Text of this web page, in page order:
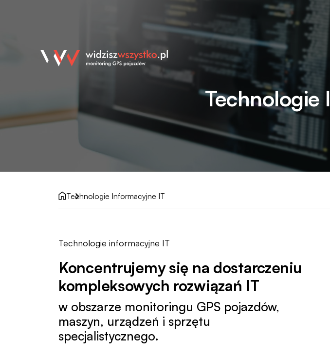
Technologie
Technologie Informacyjne IT
Technologie informacyjne IT
Koncentrujemy się na dostarczeniu
kompleksowych rozwiązań IT
w obszarze monitoringu GPS pojazdów,
maszyn, urządzeń i sprzętu
specjalistycznego.